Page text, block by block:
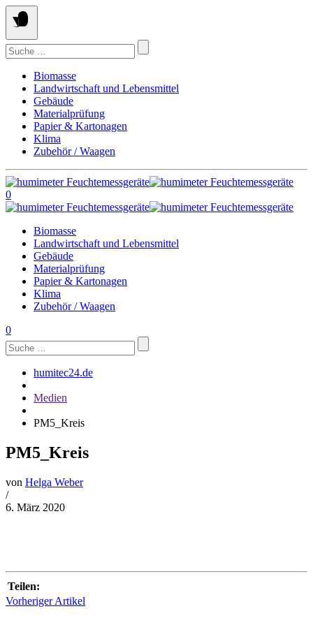
Springe
zum
Inhalt
Suchen
nach:
Biomasse
Landwirtschaft und Lebensmittel
Gebäude
Materialprüfung
Papier & Kartonagen
Klima
Zubehör / Waagen
0
Biomasse
Landwirtschaft und Lebensmittel
Gebäude
Materialprüfung
Papier & Kartonagen
Klima
Zubehör / Waagen
0
Suchen
nach:
humitec24.de
Medien
PM5_Kreis
PM5_Kreis
von Helga Weber
/
6. März 2020
Teilen:
Vorheriger Artikel